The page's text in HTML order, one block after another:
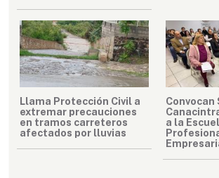
Llama Protección Civil a
extremar precauciones
en tramos carreteros
afectados por lluvias
Convocan
a la